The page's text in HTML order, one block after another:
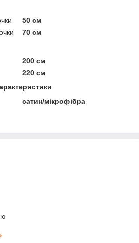
50 см
70 см
200 см
220 см
сатин/мікрофібра